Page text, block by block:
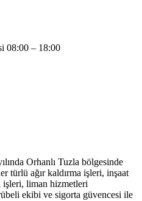
08:00 – 18:00
Orhanlı Tuzla bölgesinde
türlü ağır kaldırma işleri, inşaat
işleri, liman hizmetleri
ekibi ve sigorta güvencesi ile